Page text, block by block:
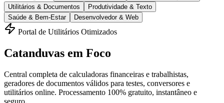
Utilitários & Documentos
Produtividade & Texto
Saúde & Bem-Estar
Desenvolvedor & Web
Portal de Utilitários Otimizados
Catanduvas em Foco
Central completa de calculadoras financeiras e trabalhistas,
geradores de documentos válidos para testes, conversores e
utilitários online. Processamento 100% gratuito, instantâneo e
seguro.